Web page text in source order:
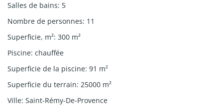
Salles de bains: 5
Nombre de personnes: 11
Superficie, m²: 300 m²
Piscine: chauffée
Superficie de la piscine: 91 m²
Superficie du terrain: 25000 m²
Ville: Saint-Rémy-De-Provence